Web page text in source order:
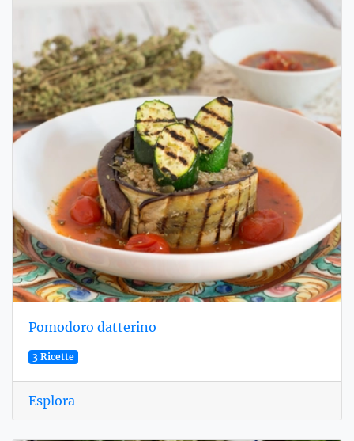
Pomodoro datterino
3 Ricette
Esplora